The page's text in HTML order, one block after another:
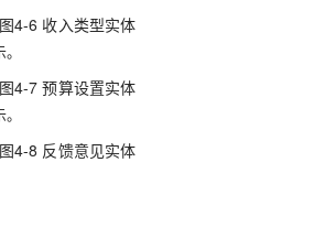
图4-6 收入类型实体
图4-7 预算设置实体
图4-8 反馈意见实体